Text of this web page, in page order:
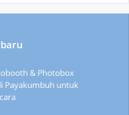
& Photobox
Payakumbuh untuk